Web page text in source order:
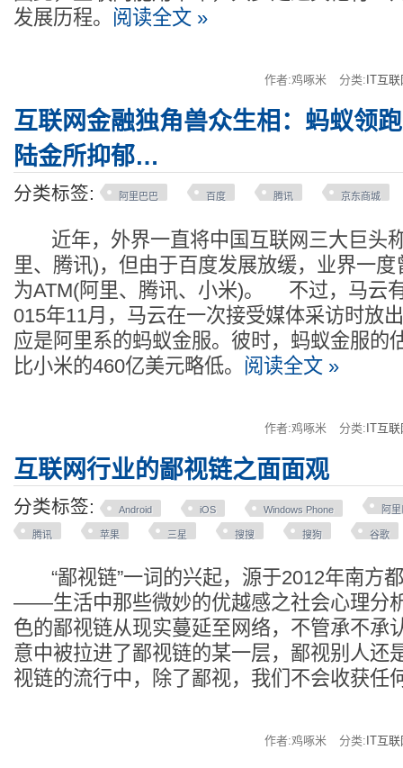
发展历程。 阅读全文 »
作者:鸡啄米 分类: IT互
互联网金融独角兽众生相：蚂蚁领
陆金所抑郁…
分类标签: 阿里巴巴 百度 腾讯 京东商城
近年，外界一直将中国互联网三大巨头
里、腾讯)，但由于百度发展放缓，业界一
为ATM(阿里、腾讯、小米)。 不过，马
015年11月，马云在一次接受媒体采访时放
应是阿里系的蚂蚁金服。彼时，蚂蚁金服的
比小米的460亿美元略低。 阅读全文 »
作者:鸡啄米 分类: IT互
互联网行业的鄙视链之面面观
分类标签: Android iOS Windows Phone 阿
腾讯 苹果 三星 搜搜 搜狗 谷歌
“鄙视链”一词的兴起，源于2012年南方
——生活中那些微妙的优越感之社会心理分
色的鄙视链从现实蔓延至网络，不管承不承
意中被拉进了鄙视链的某一层，鄙视别人还
视链的流行中，除了鄙视，我们不会收获任
作者:鸡啄米 分类: IT互